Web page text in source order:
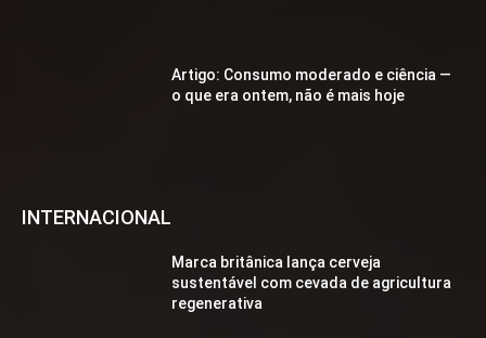
Artigo: Consumo moderado e ciência —
o que era ontem, não é mais hoje
INTERNACIONAL
Marca britânica lança cerveja
sustentável com cevada de agricultura
regenerativa